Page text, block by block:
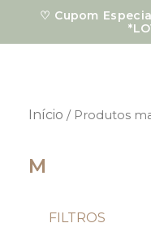
o
♡ Cupom
Início / Produtos
M
FILTROS